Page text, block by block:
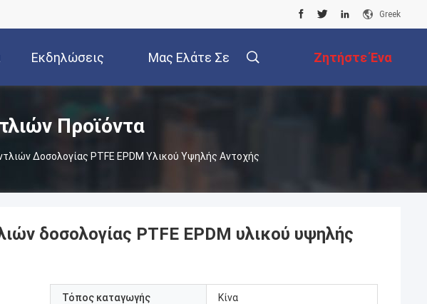
Greek
Εκδηλώσεις Μας Ελάτε Σε Ζητήστε Ένα
Απόσπασμα
Προϊόντα
Δοσολογίας PTFE EPDM Υλικού Υψηλής Αντοχής
δοσολογίας PTFE EPDM υλικού υψηλής
Τόπος καταγωγής Κίνα